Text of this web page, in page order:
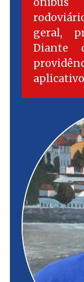
geral,
Diante